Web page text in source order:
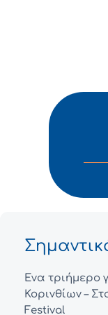
Ένα τριήμερο
Κορινθίων –
Festival